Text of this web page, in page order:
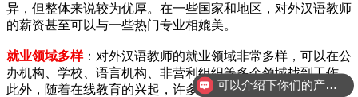
异，但整体来说较为优厚。在一些国家和地区，对外汉语教师
的薪资甚至可以与一些热门专业相媲美。
就业领域多样：对外汉语教师的就业领域非常多样，可以在公
办机构、学校、语言机构、非营利组织等多个领域找到工作。
此外，随着在线教育的兴起，许多在线平台也提供了对外汉语
可以介绍下你们的产品么？